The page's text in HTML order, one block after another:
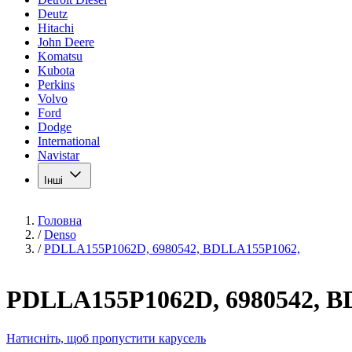
Deutz
Hitachi
John Deere
Komatsu
Kubota
Perkins
Volvo
Ford
Dodge
International
Navistar
Інші
Головна
/ Denso
/ PDLLA155P1062D, 6980542, BDLLA155P1062,
PDLLA155P1062D, 6980542,
Натисніть, щоб пропустити карусель